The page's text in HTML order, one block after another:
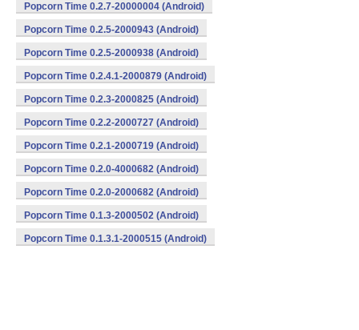
Popcorn Time 0.2.7-20000004 (Android)
Popcorn Time 0.2.5-2000943 (Android)
Popcorn Time 0.2.5-2000938 (Android)
Popcorn Time 0.2.4.1-2000879 (Android)
Popcorn Time 0.2.3-2000825 (Android)
Popcorn Time 0.2.2-2000727 (Android)
Popcorn Time 0.2.1-2000719 (Android)
Popcorn Time 0.2.0-4000682 (Android)
Popcorn Time 0.2.0-2000682 (Android)
Popcorn Time 0.1.3-2000502 (Android)
Popcorn Time 0.1.3.1-2000515 (Android)